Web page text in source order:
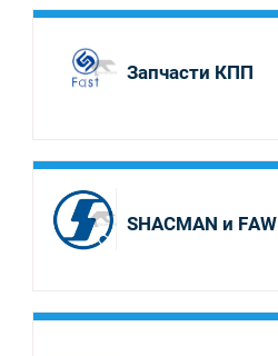
Запчасти КПП
SHACMAN и FAW